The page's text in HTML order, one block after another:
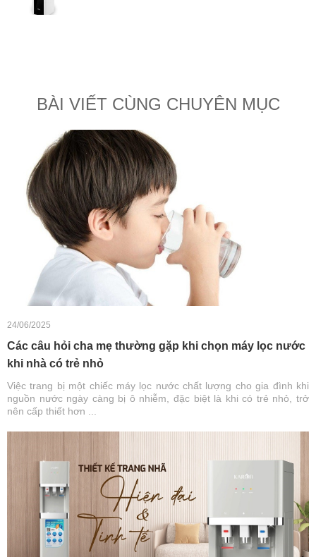
BÀI VIẾT CÙNG CHUYÊN MỤC
24/06/2025
Các câu hỏi cha mẹ thường gặp khi chọn máy lọc nước
khi nhà có trẻ nhỏ
Việc trang bị một chiếc máy lọc nước chất lượng cho gia đình khi
nguồn nước ngày càng bị ô nhiễm, đặc biệt là khi có trẻ nhỏ, trở
nên cấp thiết hơn ...